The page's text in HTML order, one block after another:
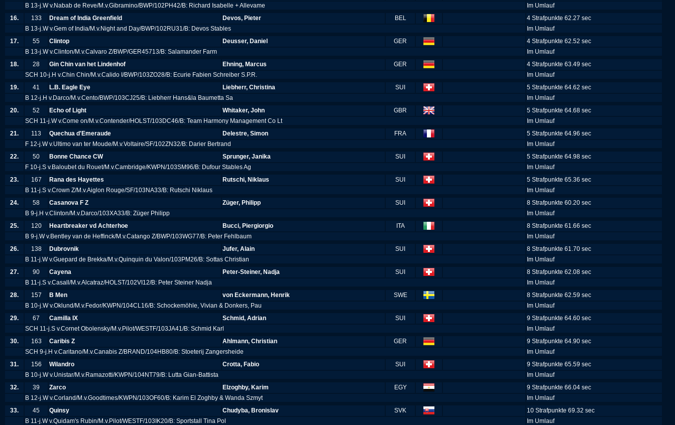
B 13-j.W v.Nabab de Reve/M.v.Gibramino/BWP/102PH42/B: Richard Isabelle + Allevame
Im Umlauf
16.
133 Dream of India Greenfield Devos, Pieter BEL
4 Strafpunkte 62.27 sec
B 13-j.W v.Gem of India/M.v.Night and Day/BWP/102RU31/B: Devos Stables
Im Umlauf
17.
55 Clintop Deusser, Daniel GER
4 Strafpunkte 62.52 sec
B 13-j.W v.Clinton/M.v.Calvaro Z/BWP/GER45713/B: Salamander Farm
Im Umlauf
18.
28 Gin Chin van het Lindenhof Ehning, Marcus GER
4 Strafpunkte 63.49 sec
SCH 10-j.H v.Chin Chin/M.v.Calido I/BWP/103ZO28/B: Ecurie Fabien Schreiber S.P.R.
Im Umlauf
19.
41 L.B. Eagle Eye Liebherr, Christina SUI
5 Strafpunkte 64.62 sec
B 12-j.H v.Darco/M.v.Cento/BWP/103CJ25/B: Liebherr Hans&la Baumetta Sa
Im Umlauf
20.
52 Echo of Light Whitaker, John GBR
5 Strafpunkte 64.68 sec
SCH 11-j.W v.Come on/M.v.Contender/HOLST/103DC46/B: Team Harmony Management Co Lt
Im Umlauf
21.
113 Quechua d'Emeraude Delestre, Simon FRA
5 Strafpunkte 64.96 sec
F 12-j.W v.Ultimo van ter Moude/M.v.Voltaire/SF/102ZN32/B: Darier Bertrand
Im Umlauf
22.
50 Bonne Chance CW Sprunger, Janika SUI
5 Strafpunkte 64.98 sec
F 10-j.S v.Baloubet du Rouet/M.v.Cambridge/KWPN/103SM96/B: Dufour Stables Ag
Im Umlauf
23.
167 Rana des Hayettes Rutschi, Niklaus SUI
5 Strafpunkte 65.36 sec
B 11-j.S v.Crown Z/M.v.Aiglon Rouge/SF/103NA33/B: Rutschi Niklaus
Im Umlauf
24.
58 Casanova F Z Züger, Philipp SUI
8 Strafpunkte 60.20 sec
B 9-j.H v.Clinton/M.v.Darco/103XA33/B: Züger Philipp
Im Umlauf
25.
120 Heartbreaker vd Achterhoe Bucci, Piergiorgio ITA
8 Strafpunkte 61.66 sec
B 9-j.W v.Bentley van de Heffinck/M.v.Catango Z/BWP/103WG77/B: Peter Fehlbaum
Im Umlauf
26.
138 Dubrovnik Jufer, Alain SUI
8 Strafpunkte 61.70 sec
B 11-j.W v.Guepard de Brekka/M.v.Quinquin du Valon/103PM26/B: Sottas Christian
Im Umlauf
27.
90 Cayena Peter-Steiner, Nadja SUI
8 Strafpunkte 62.08 sec
B 11-j.S v.Casall/M.v.Alcatraz/HOLST/102VI12/B: Peter Steiner Nadja
Im Umlauf
28.
157 B Men von Eckermann, Henrik SWE
8 Strafpunkte 62.59 sec
B 10-j.W v.Oklund/M.v.Fedor/KWPN/104CL16/B: Schockemöhle, Vivian & Donkers, Pau
Im Umlauf
29.
67 Camilla IX Schmid, Adrian SUI
9 Strafpunkte 64.60 sec
SCH 11-j.S v.Cornet Obolensky/M.v.Pilot/WESTF/103JA41/B: Schmid Karl
Im Umlauf
30.
163 Caribis Z Ahlmann, Christian GER
9 Strafpunkte 64.90 sec
SCH 9-j.H v.Caritano/M.v.Canabis Z/BRAND/104HB80/B: Stoeterij Zangersheide
Im Umlauf
31.
156 Wilandro Crotta, Fabio SUI
9 Strafpunkte 65.59 sec
B 10-j.W v.Unistar/M.v.Ramazotti/KWPN/104NT79/B: Lutta Gian-Battista
Im Umlauf
32.
39 Zarco Elzoghby, Karim EGY
9 Strafpunkte 66.04 sec
B 12-j.W v.Corland/M.v.Goodtimes/KWPN/103OF60/B: Karim El Zoghby & Wanda Szmyt
Im Umlauf
33.
45 Quinsy Chudyba, Bronislav SVK
10 Strafpunkte 69.32 sec
B 11-j.W v.Quidam's Rubin/M.v.Pilot/WESTF/103IK20/B: Sportstall Tina Pol
Im Umlauf